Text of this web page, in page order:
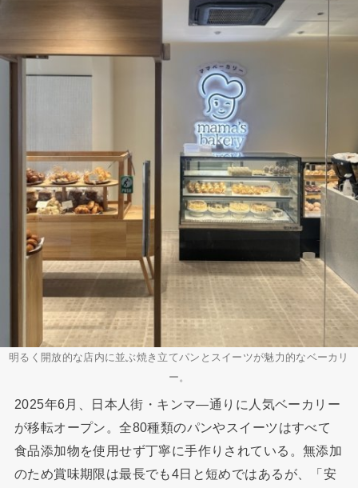
明るく開放的な店内に並ぶ焼き立てパンとスイーツが魅力的なベーカリ
ー。
2025年6月、日本人街・キンマ―通りに人気ベーカリー
が移転オープン。全80種類のパンやスイーツはすべて
食品添加物を使用せず丁寧に手作りされている。無添加
のため賞味期限は最長でも4日と短めではあるが、「安